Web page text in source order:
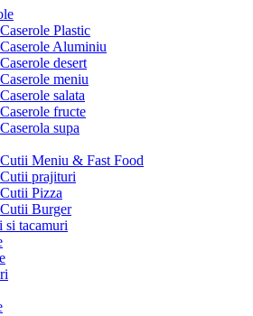
Caserole Plastic
Caserole Aluminiu
Caserole desert
Caserole meniu
Caserole salata
Caserole fructe
Caserola supa
Cutii Meniu & Fast Food
Cutii prajituri
Cutii Pizza
Cutii Burger
si tacamuri